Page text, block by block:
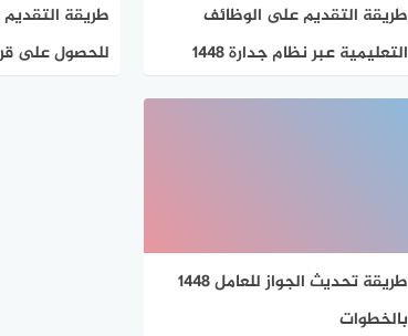
طريقة التقديم على الوظائف
التعليمية عبر نظام جدارة 1448
طريقة
للحصول على قرض
طريقة تحديث الجواز للعامل 1448
بالخطوات